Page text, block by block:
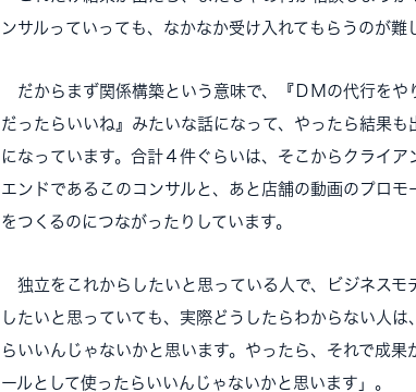
ンサルっていっても、なかなか受け入れてもらうのが難
だからまず関係構築という意味で、『ＤＭの代行をや
だったらいいね』みたいな話になって、やったら結果
になっています。合計４件ぐらいは、そこからクライ
エンドであるこのコンサルと、あと店舗の動画のプロ
をつくるのにつながったりしています。
独立をこれからしたいと思っている人で、ビジネスモ
したいと思っていても、実際どうしたらわからない人
らいいんじゃないかと思います。やったら、それで成
ールとして使ったらいいんじゃないかと思います」。